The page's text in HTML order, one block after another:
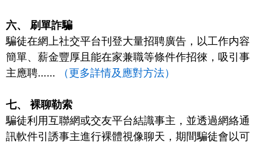
六、
刷單詐騙
騙徒在網上社交平台刊登大量招聘廣告，以工作内容
簡單、薪金豐厚且能在家兼職等條件作招徠，吸引事
主應聘……
（更多詳情及應對方法）
七、
裸聊勒索
騙徒利用互聯網或交友平台結識事主，並透過網絡通
訊軟件引誘事主進行裸體視像聊天，期間騙徒會以可